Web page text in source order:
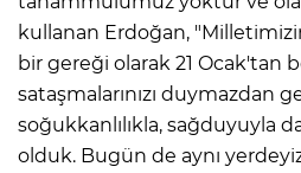
kullanan Erdoğan, "Milletimizin
bir gereği olarak 21 Ocak'tan
sataşmalarınızı duymazdan
soğukkanlılıkla, sağduyuyla
olduk. Bugün de aynı